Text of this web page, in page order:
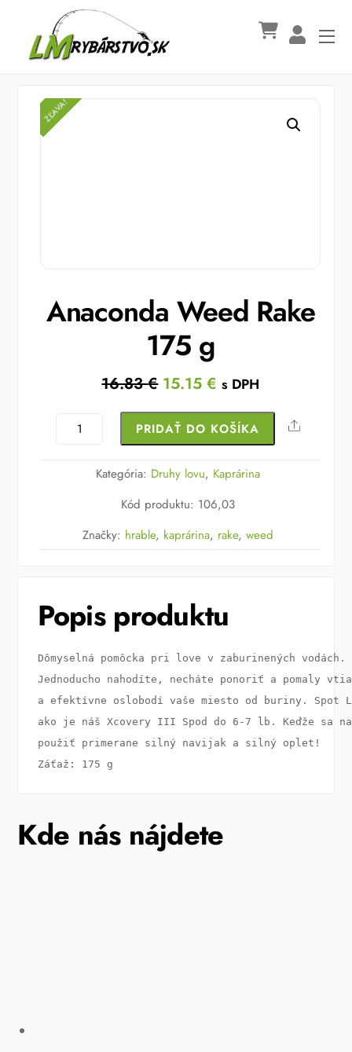
content
ZĽAVA!
ZĽAVA!
Anaconda Weed Rake
175 g
16.83€ Original
was:
16.83 €.
15.15€ Current
is:
15.15 €.
s DPH
množstvo
PRIDAŤ DO KOŠÍKA Share
Kategória: Druhy lovu, Kaprárina
Kód produktu: 106,03
Značky: hrable, kaprárina, rake, weed
Popis produktu
Dômyselná pomôcka pri love v zaburinených
Jednoducho nahodíte, necháte ponoriť a pomaly
a efektívne oslobodí vaše miesto od buriny. Spot
ako je náš Xcovery III Spod do 6-7 lb. Keďže sa
použiť primerane silný navijak a silný oplet!
Záťaž: 175 g
Kde nás nájdete